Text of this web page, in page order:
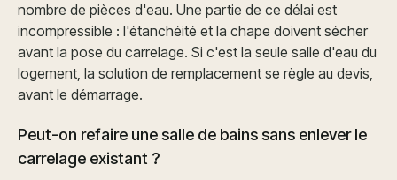
nombre de pièces d'eau. Une partie de ce délai est
incompressible : l'étanchéité et la chape doivent sécher
avant la pose du carrelage. Si c'est la seule salle d'eau du
logement, la solution de remplacement se règle au devis,
avant le démarrage.
Peut-on refaire une salle de bains sans enlever le
carrelage existant ?